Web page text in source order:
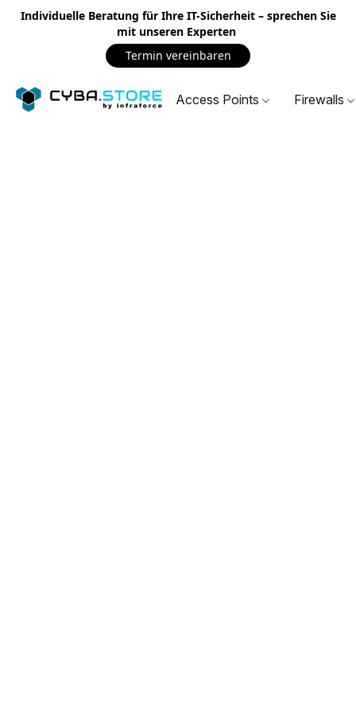
Individuelle Beratung für Ihre IT-Sicherheit – sprechen Sie
mit unseren Experten
Termin vereinbaren
Access Points Firewalls